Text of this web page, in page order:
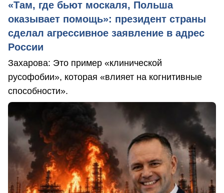
«Там, где бьют москаля, Польша
оказывает помощь»: президент страны
сделал агрессивное заявление в адрес
России
Захарова: Это пример «клинической
русофобии», которая «влияет на когнитивные
способности».